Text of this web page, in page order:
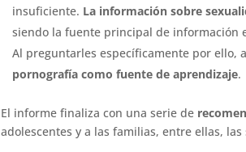
insuficiente. La información sobre
siendo la fuente principal de información
Al preguntarles específicamente por ello,
pornografía como fuente de aprendizaje.
El informe finaliza con una serie de
adolescentes y a las familias, entre ellas,